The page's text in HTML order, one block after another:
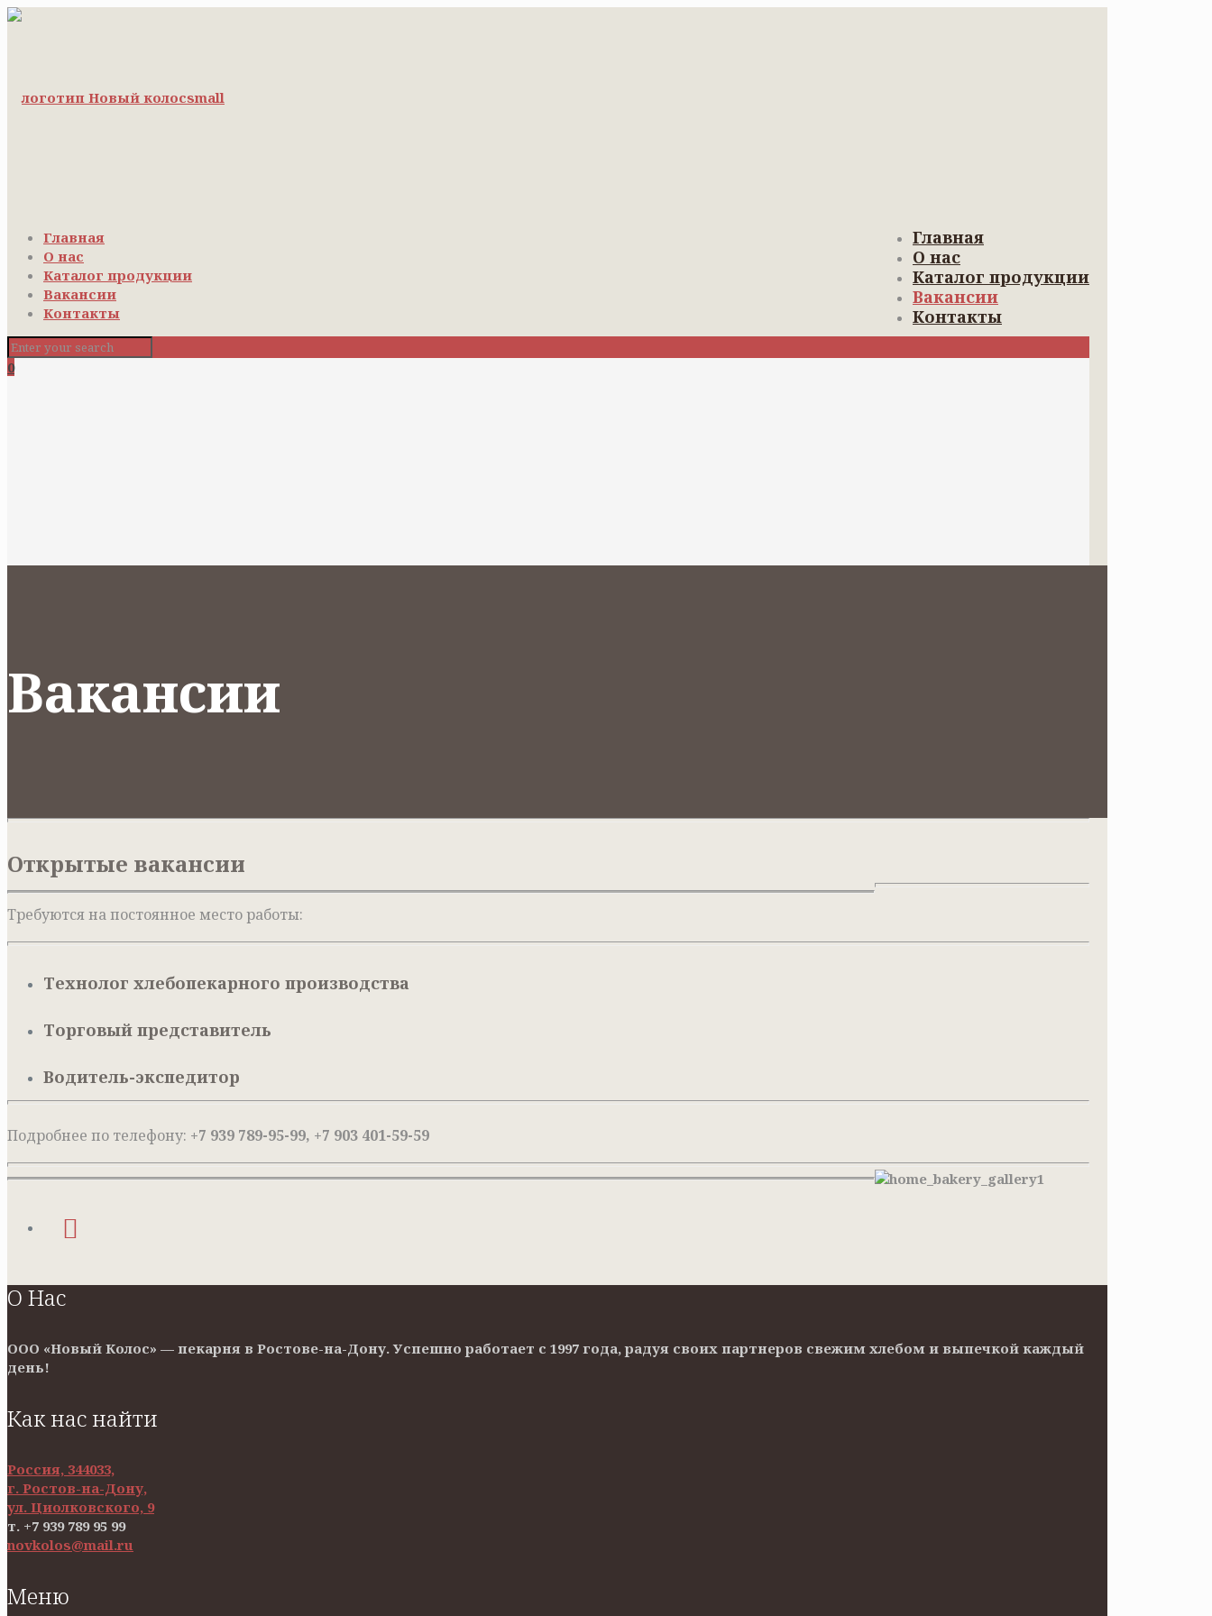
Главная
О нас
Каталог продукции
Вакансии
Контакты
Главная
О нас
Каталог продукции
Вакансии
Контакты
0
Вакансии
Открытые вакансии
Требуются на постоянное место работы:
Технолог хлебопекарного производства
Торговый представитель
Водитель-экспедитор
Подробнее по телефону: +7 939 789-95-99, +7 903 401-59-59
О Нас
ООО «Новый Колос» — пекарня в Ростове-на-Дону. Успешно работает с 1997 года, радуя своих партнеров свежим хлебом и выпечкой каждый
день!
Как нас найти
Россия, 344033,
г. Ростов-на-Дону,
ул. Циолковского, 9
т. +7 939 789 95 99
novkolos@mail.ru
Меню